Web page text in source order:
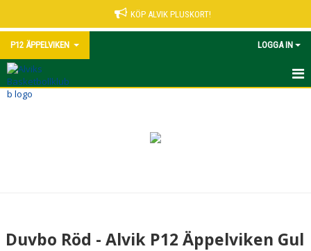
KÖP ALVIK PLUSKORT!
P12 ÄPPELVIKEN LOGGA IN
HEM
Duvbo Röd - Alvik P12 Äppelviken Gul